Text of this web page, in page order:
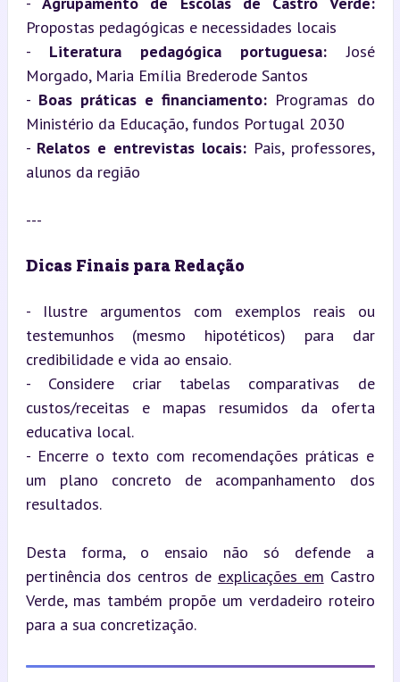
Propostas pedagógicas e necessidades locais
- Literatura pedagógica portuguesa: José
Morgado, Maria Emília Brederode Santos
- Boas práticas e financiamento: Programas do
Ministério da Educação, fundos Portugal 2030
- Relatos e entrevistas locais: Pais, professores,
alunos da região
---
Dicas Finais para Redação
- Ilustre argumentos com exemplos reais ou
testemunhos (mesmo hipotéticos) para dar
credibilidade e vida ao ensaio.
- Considere criar tabelas comparativas de
custos/receitas e mapas resumidos da oferta
educativa local.
- Encerre o texto com recomendações práticas e
um plano concreto de acompanhamento dos
resultados.
Desta forma, o ensaio não só defende a
pertinência dos centros de explicações em Castro
Verde, mas também propõe um verdadeiro roteiro
para a sua concretização.